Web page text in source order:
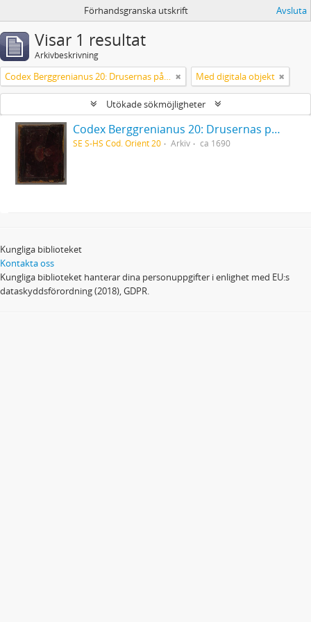
Förhandsgranska utskrift Avsluta
Visar 1 resultat
Arkivbeskrivning
Codex Berggrenianus 20: Drusernas på Libanon heliga bok Med digitala objekt
Utökade sökmöjligheter
Codex Berggrenianus 20: Drusernas på Libanon heliga bok
SE S-HS Cod. Orient 20 Arkiv ca 1690
Kungliga biblioteket
Kontakta oss
Kungliga biblioteket hanterar dina personuppgifter i enlighet med EU:s
dataskyddsförordning (2018), GDPR.